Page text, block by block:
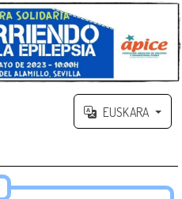
EUSKARA